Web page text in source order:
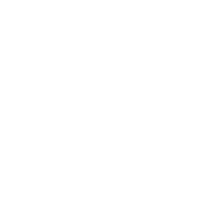
euro 105.265 reddito proposto ai fini CPB anno 2025
dell'imposta sostitutiva (nel nostro caso 12) per
soglia di euro 85.000 E' corretto Se fossi invece in questo
- 385.000) o (147.238 - 125.775) Cioè il reddito
2025 euro 125.775 Grazie. Cordiali saluti Buon